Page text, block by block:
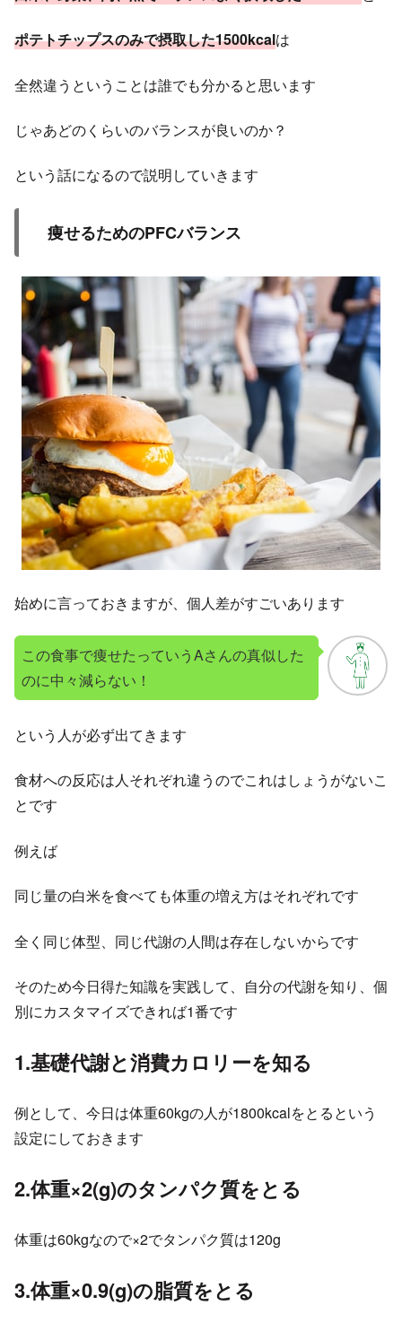
ポテトチップスのみで摂取した1500kcalは
全然違うということは誰でも分かると思います
じゃあどのくらいのバランスが良いのか？
という話になるので説明していきます
痩せるためのPFCバランス
始めに言っておきますが、個人差がすごいあります
この食事で痩せたっていうAさんの真似した
のに中々減らない！
という人が必ず出てきます
食材への反応は人それぞれ違うのでこれはしょうがないこ
とです
例えば
同じ量の白米を食べても体重の増え方はそれぞれです
全く同じ体型、同じ代謝の人間は存在しないからです
そのため今日得た知識を実践して、自分の代謝を知り、個
別にカスタマイズできれば1番です
1.基礎代謝と消費カロリーを知る
例として、今日は体重60kgの人が1800kcalをとるという
設定にしておきます
2.体重×2(g)のタンパク質をとる
体重は60kgなので×2でタンパク質は120g
3.体重×0.9(g)の脂質をとる